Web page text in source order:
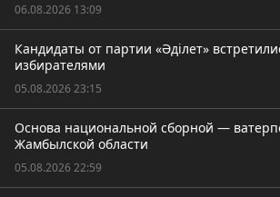
06.08.2026 13:09
Кандидаты от партии «Әділет»
избирателями
05.08.2026 23:15
Основа национальной сборной —
Жамбылской области
05.08.2026 22:59